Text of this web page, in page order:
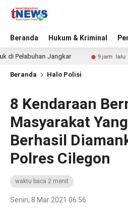
Beranda Hukum & Kriminal
Jangkar 9 jam lalu
Beranda Halo Polisi
8 Kendaraan
Masyarakat
Berhasil
Polres Cilegon
waktu baca 2 menit
Senin, 8 Mar 2021 06:56